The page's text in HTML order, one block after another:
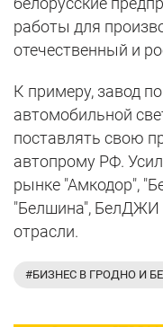
работы для
отечественный и
К примеру, завод
автомобильной
поставлять свою
автопрому РФ.
рынке "Амкодор",
"Белшина", БелДЖИ
отрасли.
#БИЗНЕС В ГРОДНО И